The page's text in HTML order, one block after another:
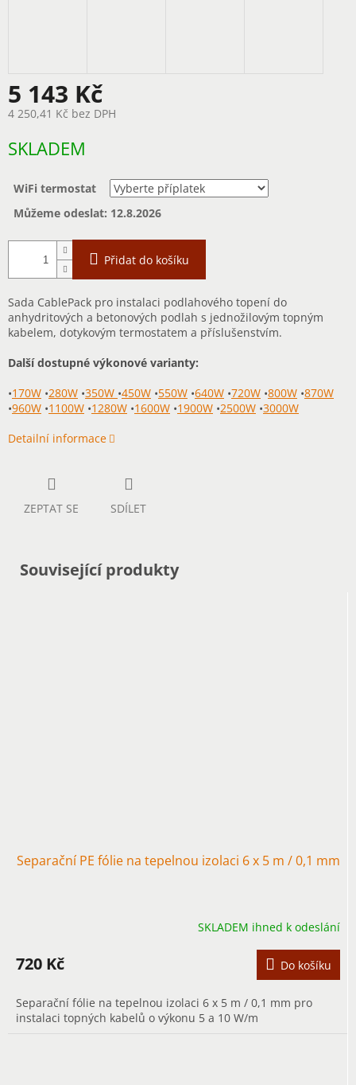
5 143 Kč
4 250,41 Kč bez DPH
cena:
SKLADEM
WiFi termostat
Můžeme odeslat: 12.8.2026
Přidat do košíku
Sada CablePack pro instalaci podlahového topení do
anhydritových a betonových podlah s jednožilovým topným
kabelem, dotykovým termostatem a příslušenstvím.
Další dostupné výkonové varianty:
•170W •280W •350W •450W •550W •640W •720W •800W •870W
•960W •1100W •1280W •1600W •1900W •2500W •3000W
Detailní informace
ZEPTAT SE SDÍLET
Související produkty
Separační PE fólie na tepelnou izolaci 6 x 5 m / 0,1 mm
SKLADEM ihned k odeslání
720 Kč Do košíku
Separační fólie na tepelnou izolaci 6 x 5 m / 0,1 mm pro
instalaci topných kabelů o výkonu 5 a 10 W/m